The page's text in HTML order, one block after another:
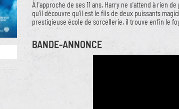
À l'approche de ses 11 ans, Harry ne s'attend à rien
qu'il découvre qu'il est le fils de deux puissants
prestigieuse école de sorcellerie, il trouve enfin le
BANDE-ANNONCE